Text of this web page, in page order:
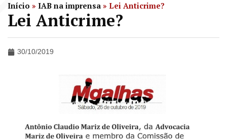
Início » IAB na imprensa » Lei Anticrime?
Lei Anticrime?
30/10/2019